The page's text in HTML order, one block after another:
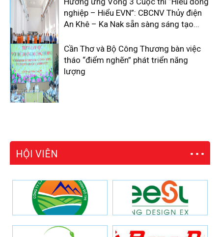
nghiệp – Hiểu EVN”: CBCNV Thủy điện
An Khê – Ka Nak sẵn sàng sáng tạo...
Cần Thơ và Bộ Công Thương bàn việc
tháo “điểm nghẽn” phát triển năng
lượng
HỘI VIÊN